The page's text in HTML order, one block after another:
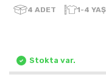
4 ADET 1-4 YAŞ
Stokta var.